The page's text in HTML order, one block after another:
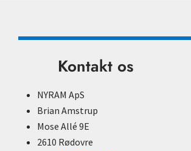
Kontakt os
NYRAM ApS
Brian Amstrup
Mose Allé 9E
2610 Rødovre